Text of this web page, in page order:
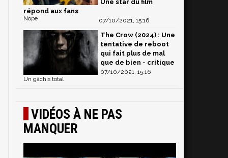
Une star du film
répond aux fans
07/10/2021, 15:16
Nope
The Crow (2024) : Une
tentative de reboot
qui fait plus de mal
que de bien - critique
07/10/2021, 15:16
Un gâchis total
VIDÉOS À NE PAS
MANQUER